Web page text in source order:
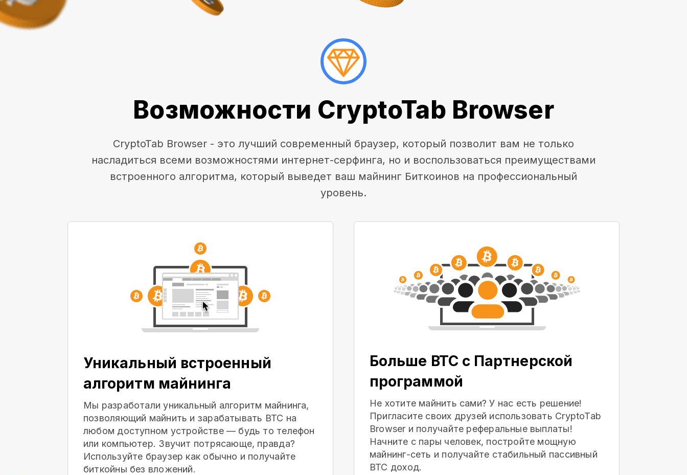
Возможности CryptoTab Browser
CryptoTab Browser - это лучший современный браузер, который позволит вам не только
насладиться всеми возможностями интернет-серфинга, но и воспользоваться преимуществами
встроенного алгоритма, который выведет ваш майнинг Биткоинов на профессиональный
уровень.
Уникальный встроенный
алгоритм майнинга
Мы разработали уникальный алгоритм майнинга,
позволяющий майнить и зарабатывать BTC на
любом доступном устройстве — будь то телефон
или компьютер. Звучит потрясающе, правда?
Используйте браузер как обычно и получайте
биткойны без вложений.
Больше BTC с Партнерской
программой
Не хотите майнить сами? У нас есть решение!
Пригласите своих друзей использовать CryptoTab
Browser и получайте реферальные выплаты!
Начните с пары человек, постройте мощную
майнинг-сеть и получайте стабильный пассивный
BTC доход.